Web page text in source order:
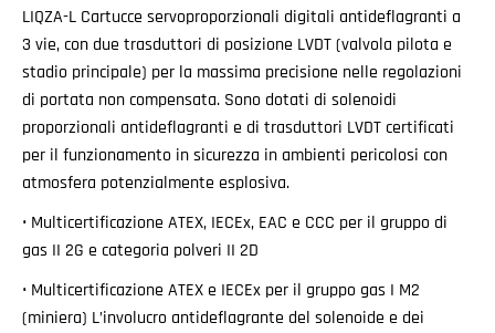
LIQZA-L Cartucce servoproporzionali digitali antideflagranti a
3 vie, con due trasduttori di posizione LVDT (valvola pilota e
stadio principale) per la massima precisione nelle regolazioni
di portata non compensata. Sono dotati di solenoidi
proporzionali antideflagranti e di trasduttori LVDT certificati
per il funzionamento in sicurezza in ambienti pericolosi con
atmosfera potenzialmente esplosiva.
• Multicertificazione ATEX, IECEx, EAC e CCC per il gruppo di
gas II 2G e categoria polveri II 2D
• Multicertificazione ATEX e IECEx per il gruppo gas I M2
(miniera) L’involucro antideflagrante del solenoide e dei